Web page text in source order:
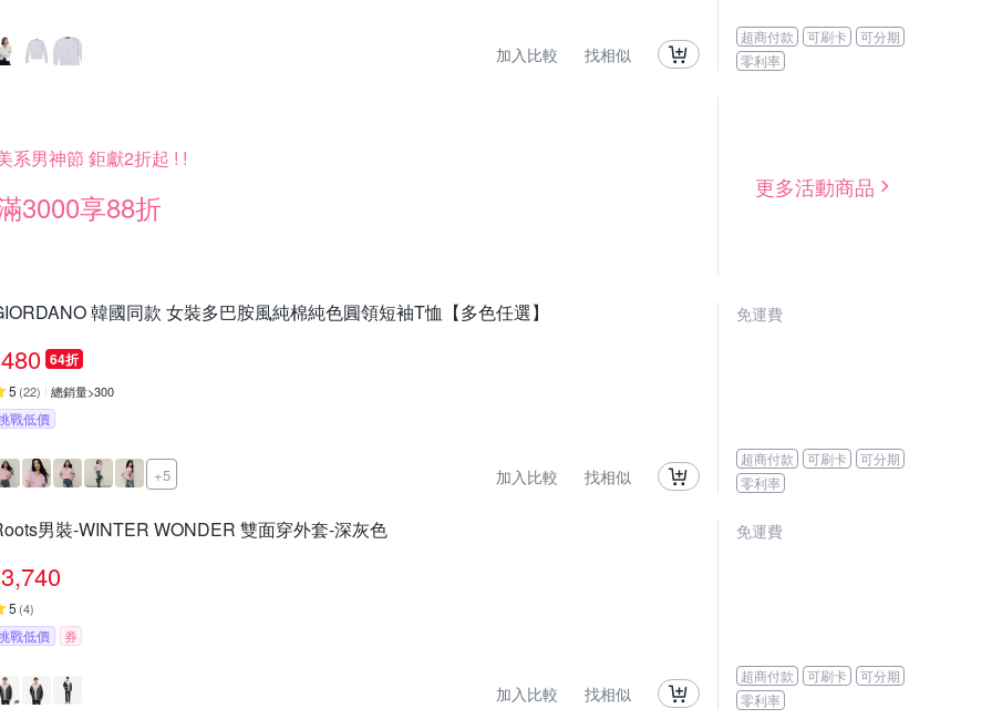
加入比較 找相似
超商付款 可刷卡
可分期
零利率
系男神節 鉅獻2折起 ! !
3000享88折
更多活動商品
韓國同款 女裝多巴胺風純棉純色圓領短袖T恤【多色任選】
480 64折
5 (22) 總銷量>300
戰低價
+5 加入比較 找相似
免運費
超商付款 可刷卡
可分期
零利率
男裝-WINTER WONDER 雙面穿外套-深灰色
3,740
5 (4)
戰低價 券
加入比較 找相似
免運費
超商付款 可刷卡
可分期
零利率